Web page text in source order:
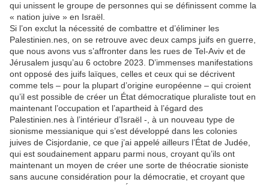
qui unissent le groupe de personnes qui se définissent comme la
« nation juive » en Israël.
Si l’on exclut la nécessité de combattre et d’éliminer les
Palestinien.nes, on se retrouve avec deux camps juifs en guerre,
que nous avons vus s’affronter dans les rues de Tel-Aviv et de
Jérusalem jusqu’au 6 octobre 2023. D’immenses manifestations
ont opposé des juifs laïques, celles et ceux qui se décrivent
comme tels – pour la plupart d’origine européenne – qui croient
qu’il est possible de créer un État démocratique pluraliste tout en
maintenant l’occupation et l’apartheid à l’égard des
Palestinien.nes à l’intérieur d’Israël -, à un nouveau type de
sionisme messianique qui s’est développé dans les colonies
juives de Cisjordanie, ce que j’ai appelé ailleurs l’État de Judée,
qui est soudainement apparu parmi nous, croyant qu’ils ont
maintenant un moyen de créer une sorte de théocratie sioniste
sans aucune considération pour la démocratie, et croyant que